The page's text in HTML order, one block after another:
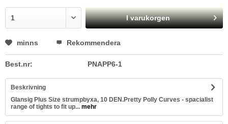
I varukorgen
minns Rekommendera
Best.nr: PNAPP6-1
Beskrivning
Glansig Plus Size strumpbyxa, 10 DEN.Pretty Polly Curves - spacialist
range of tights to fit up... mehr